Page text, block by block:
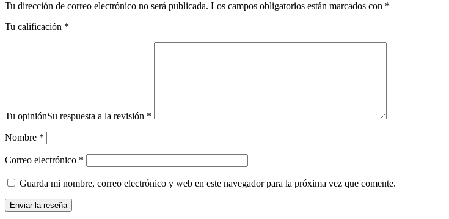
Tu dirección de correo electrónico no será publicada. Los campos obligatorios están marcados con *
Tu calificación *
Tu opiniónSu respuesta a la revisión *
Nombre *
Correo electrónico *
Guarda mi nombre, correo electrónico y web en este navegador para la próxima vez que comente.